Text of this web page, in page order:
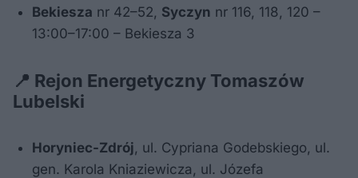
Bekiesza nr 42–52, Syczyn nr 116, 118, 120 –
13:00–17:00 – Bekiesza 3
📍 Rejon Energetyczny Tomaszów
Lubelski
Horyniec-Zdrój , ul. Cypriana Godebskiego, ul.
gen. Karola Kniaziewicza, ul. Józefa